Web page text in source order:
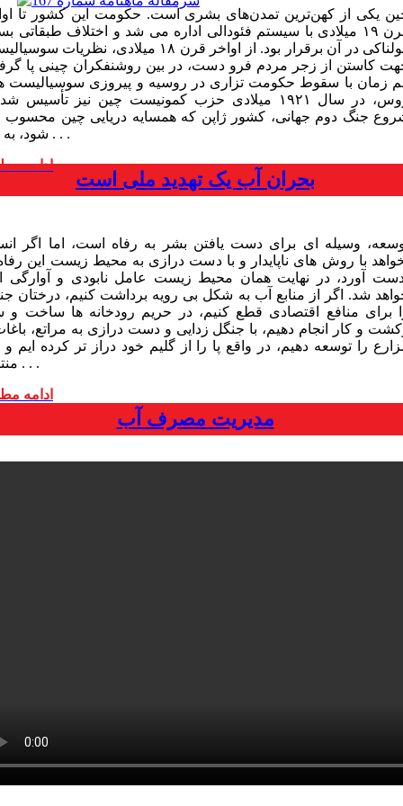
یکی از کهن‌ترین تمدن‌های بشری است. حکومت این کشور تا
قرن ۱۹ میلادی با سیستم فئودالی اداره می شد و اختلاف طبقاتی
هولناکی در آن برقرار بود. از اواخر قرن ۱۸ میلادی، نظریات
کاستن از زجر مردم فرو دست، در بین روشنفکران چینی پا
زمان با سقوط حکومت تزاری در روسیه و پیروزی سوسیالیست
روس، در سال ۱۹۲۱ میلادی حزب کمونیست چین نیز تأسیس
جنگ دوم جهانی، کشور ژاپن که همسایه دریایی چین
. . .
ادامه
بحران آب یک تهدید ملی است
وسیله ای برای دست یافتن بشر به رفاه است، اما اگر
با روش های ناپایدار و با دست درازی به محیط زیست این
آورد، در نهایت همان محیط زیست عامل نابودی و
شد. اگر از منابع آب به شکل بی رویه برداشت کنیم، درختان
برای منافع اقتصادی قطع کنیم، در حریم رودخانه ها ساخت و
و کار انجام دهیم، با جنگل زدایی و دست درازی به مراتع،
را توسعه دهیم، در واقع پا را از گلیم خود دراز تر کرده ایم و
منتظر . . .
ادامه
مدیریت مصرف آب